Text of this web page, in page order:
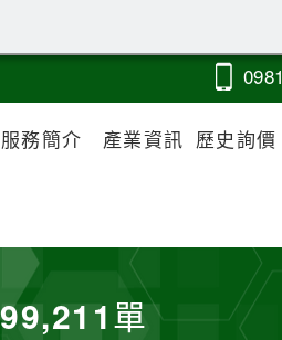
0981
服務簡介 產業資訊 歷史詢價
單